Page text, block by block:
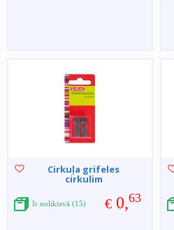
Cirkuļa grifeles
cirkulim
€ 0,63
Ir noliktavā (15)